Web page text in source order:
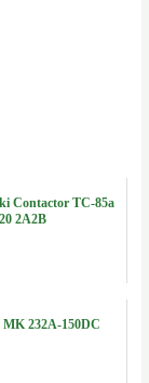
Contactor TC-85a
2A2B
232A-150DC